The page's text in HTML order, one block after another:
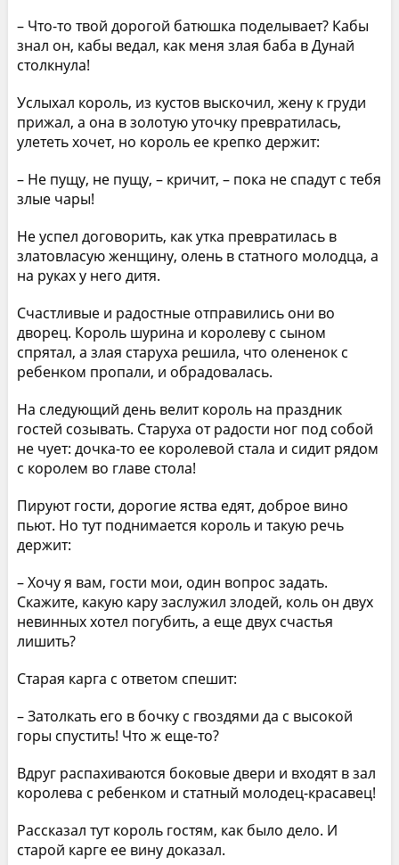
– Что-то твой дорогой батюшка поделывает? Кабы
знал он, кабы ведал, как меня злая баба в Дунай
столкнула!
Услыхал король, из кустов выскочил, жену к груди
прижал, а она в золотую уточку превратилась,
улететь хочет, но король ее крепко держит:
– Не пущу, не пущу, – кричит, – пока не спадут с тебя
злые чары!
Не успел договорить, как утка превратилась в
златовласую женщину, олень в статного молодца, а
на руках у него дитя.
Счастливые и радостные отправились они во
дворец. Король шурина и королеву с сыном
спрятал, а злая старуха решила, что олененок с
ребенком пропали, и обрадовалась.
На следующий день велит король на праздник
гостей созывать. Старуха от радости ног под собой
не чует: дочка-то ее королевой стала и сидит рядом
с королем во главе стола!
Пируют гости, дорогие яства едят, доброе вино
пьют. Но тут поднимается король и такую речь
держит:
– Хочу я вам, гости мои, один вопрос задать.
Скажите, какую кару заслужил злодей, коль он двух
невинных хотел погубить, а еще двух счастья
лишить?
Старая карга с ответом спешит:
– Затолкать его в бочку с гвоздями да с высокой
горы спустить! Что ж еще-то?
Вдруг распахиваются боковые двери и входят в зал
королева с ребенком и статный молодец-красавец!
Рассказал тут король гостям, как было дело. И
старой карге ее вину доказал.